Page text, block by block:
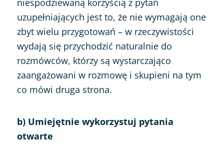
niespodziewaną korzyścią z pytań
uzupełniających jest to, że nie wymagają one
zbyt wielu przygotowań – w rzeczywistości
wydają się przychodzić naturalnie do
rozmówców, którzy są wystarczająco
zaangażowani w rozmowę i skupieni na tym
co mówi druga strona.
b) Umiejętnie wykorzystuj pytania
otwarte